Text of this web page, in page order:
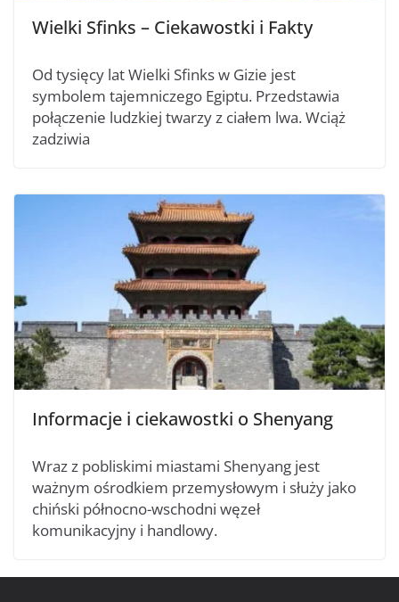
Wielki Sfinks – Ciekawostki i Fakty
Od tysięcy lat Wielki Sfinks w Gizie jest
symbolem tajemniczego Egiptu. Przedstawia
połączenie ludzkiej twarzy z ciałem lwa. Wciąż
zadziwia
Informacje i ciekawostki o Shenyang
Wraz z pobliskimi miastami Shenyang jest
ważnym ośrodkiem przemysłowym i służy jako
chiński północno-wschodni węzeł
komunikacyjny i handlowy.